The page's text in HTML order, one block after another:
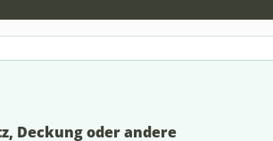
Deckung oder andere